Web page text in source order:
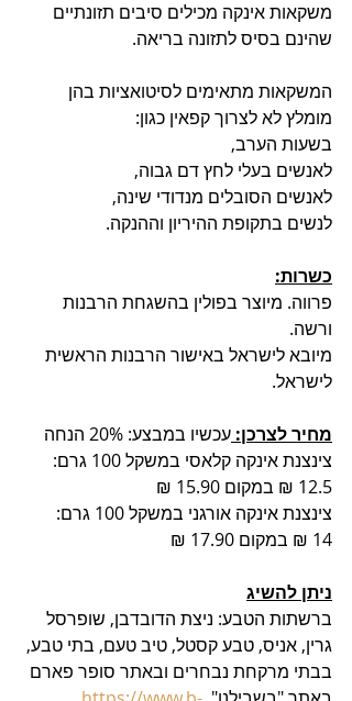
משקאות אינקה מכילים סיבים תזונתיים
שהינם בסיס לתזונה בריאה.‏
המשקאות מתאימים לסיטואציות בהן
מומלץ לא לצרוך קפאין כגון:‏
בשעות הערב,
לאנשים בעלי לחץ דם גבוה,
לאנשים הסובלים מנדודי שינה,
לנשים בתקופת ההיריון וההנקה.‏
כשרות:
פרווה. מיוצר בפולין בהשגחת הרבנות
ורשה.
מיובא לישראל באישור הרבנות הראשית
לישראל.
מחיר לצרכן: עכשיו במבצע: 20% הנחה
צינצנת אינקה קלאסי במשקל 100 גרם:
12.5 ₪ במקום 15.90 ₪
צינצנת אינקה אורגני במשקל 100 גרם:
14 ₪ במקום 17.90 ₪
ניתן להשיג
ברשתות הטבע: ניצת הדובדבן, שופרסל
גרין, אניס, טבע קסטל, טיב טעם, בתי טבע,
בבתי מרקחת נבחרים ובאתר סופר פארם